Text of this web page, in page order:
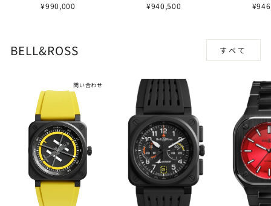
¥990,000 ¥940,500
BELL&ROSS すべて
問い合わせ